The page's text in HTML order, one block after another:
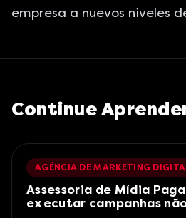
empresa a nuevos niveles
Continue
AGÊNCIA DE MARKETING
Assessoria de Mídia
executar campanhas